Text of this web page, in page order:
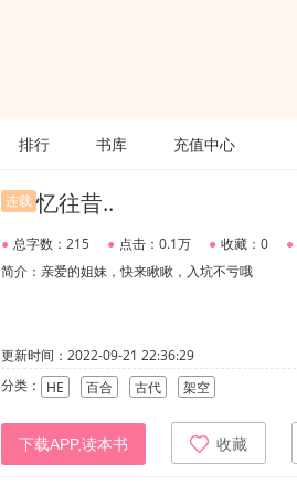
排行 书库 充值中心
连载 忆往昔..
● 总字数：215 ● 点击：0.1万 ● 收藏：0 ●
简介：亲爱的姐妹，快来瞅瞅，入坑不亏哦
更新时间：2022-09-21 22:36:29
分类：
HE 百合 古代 架空
下载APP,读本书 收藏